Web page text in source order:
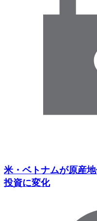
米・ベトナムが原産
投資に変化